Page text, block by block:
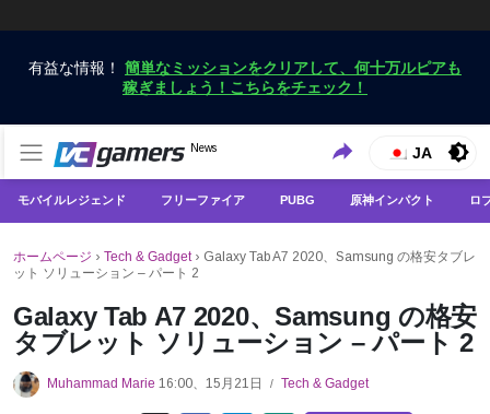
有益な情報！ 簡単なミッションをクリアして、何十万ルピアも
稼ぎましょう！こちらをチェック！
VCGamers ニュース
News
VCGamersだけで最新のゲームニュースを入手
JA
モバイルレジェンド フリーファイア PUBG 原神インパクト ロ
ホームページ › Tech & Gadget› Galaxy Tab A7 2020、Samsung の格安タブレ
ット ソリューション – パート 2
Galaxy Tab A7 2020、Samsung の格安
タブレット ソリューション – パート 2
Muhammad Marie 16:00、15月21日 / Tech & Gadget